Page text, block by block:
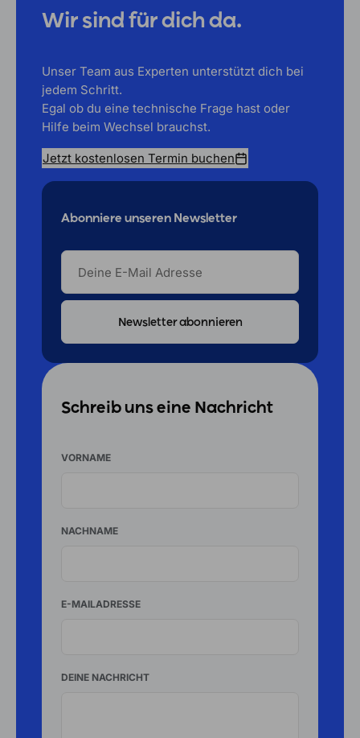
Wir sind für dich da.
Unser Team aus Experten unterstützt dich bei
jedem Schritt.
Egal ob du eine technische Frage hast oder
Hilfe beim Wechsel brauchst.
Jetzt kostenlosen Termin buchen
Abonniere unseren Newsletter
DEINE
MAIL
ADRESSE
Schreib uns eine Nachricht
VORNAME
NACHNAME
E-MAILADRESSE
DEINE NACHRICHT